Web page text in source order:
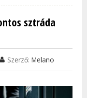
sztráda
Szerző: Melano